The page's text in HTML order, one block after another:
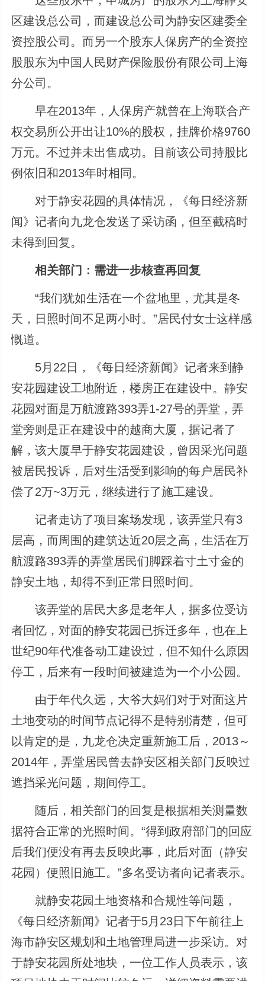
区建设总公司，而建设总公司为静安区建委全
资控股公司。而另一个股东人保房产的全资控
股股东为中国人民财产保险股份有限公司上海
分公司。
早在2013年，人保房产就曾在上海联合产
权交易所公开出让10%的股权，挂牌价格9760
万元。不过并未出售成功。目前该公司持股比
例依旧和2013年时相同。
对于静安花园的具体情况，《每日经济新
闻》记者向九龙仓发送了采访函，但至截稿时
未得到回复。
相关部门：需进一步核查再回复
“我们犹如生活在一个盆地里，尤其是冬
天，日照时间不足两小时。”居民付女士这样感
慨道。
5月22日，《每日经济新闻》记者来到静
安花园建设工地附近，楼房正在建设中。静安
花园对面是万航渡路393弄1-27号的弄堂，弄
堂旁则是正在建设中的越商大厦，据记者了
解，该大厦早于静安花园建设，曾因采光问题
被居民投诉，后对生活受到影响的每户居民补
偿了2万~3万元，继续进行了施工建设。
记者走访了项目案场发现，该弄堂只有3
层高，而周围的建筑达近20层之高，生活在万
航渡路393弄的弄堂居民们脚踩着寸土寸金的
静安土地，却得不到正常日照时间。
该弄堂的居民大多是老年人，据多位受访
者回忆，对面的静安花园已拆迁多年，也在上
世纪90年代准备动工建设过，但不知什么原因
停工，后来有一段时间被建造为一个小公园。
由于年代久远，大爷大妈们对于对面这片
土地变动的时间节点记得不是特别清楚，但可
以肯定的是，九龙仓决定重新施工后，2013～
2014年，弄堂居民曾去静安区相关部门反映过
遮挡采光问题，期间停工。
随后，相关部门的回复是根据相关测量数
据符合正常的光照时间。“得到政府部门的回应
后我们便没有再去反映此事，此后对面（静安
花园）便照旧施工。”多名受访者向记者表示。
就静安花园土地资格和合规性等问题，
《每日经济新闻》记者于5月23日下午前往上
海市静安区规划和土地管理局进一步采访。对
于静安花园所处地块，一位工作人员表示，该